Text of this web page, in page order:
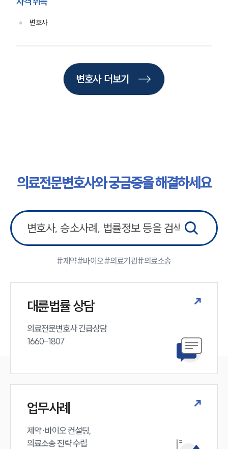
업무분야
언론보도
법률 블로그
법률서식
뉴스레터/브로슈어
세미나
대륜법률상담예약
대륜법률상담예약
변호사
변호사 더보기
의료전문변호사와 궁금증을 해결하세요
#제약#바이오#의료기관#의료소송
대륜법률 상담
의료전문변호사 긴급상담
1660-1807
업무사례
제약·바이오 컨설팅,
의료소송 전략 수립